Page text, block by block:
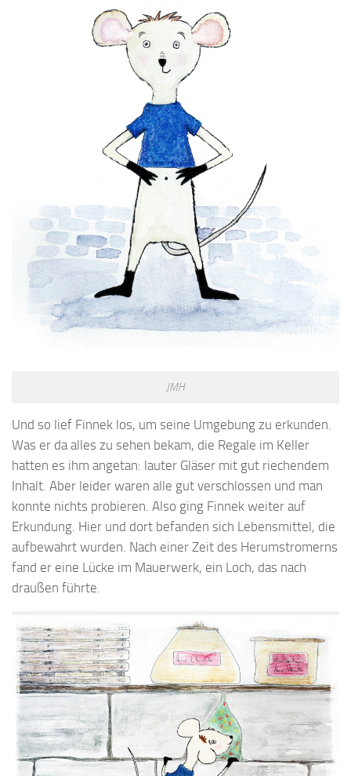
JMH
Und so lief Finnek los, um seine Umgebung zu erkunden.
Was er da alles zu sehen bekam, die Regale im Keller
hatten es ihm angetan: lauter Gläser mit gut riechendem
Inhalt. Aber leider waren alle gut verschlossen und man
konnte nichts probieren. Also ging Finnek weiter auf
Erkundung. Hier und dort befanden sich Lebensmittel, die
aufbewahrt wurden. Nach einer Zeit des Herumstromerns
fand er eine Lücke im Mauerwerk, ein Loch, das nach
draußen führte.